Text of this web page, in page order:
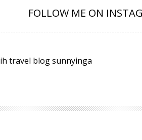
FOLLOW ME ON